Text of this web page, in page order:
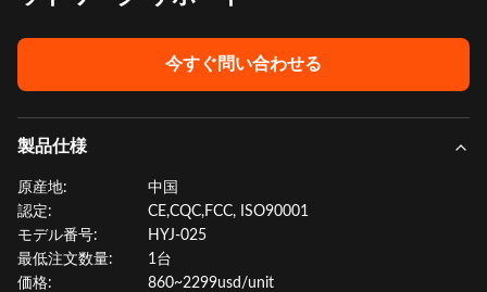
今すぐ問い合わせる
製品仕様
原産地:
中国
認定:
CE,CQC,FCC, ISO90001
モデル番号:
HYJ-025
最低注文数量:
1台
価格:
860~2299usd/unit